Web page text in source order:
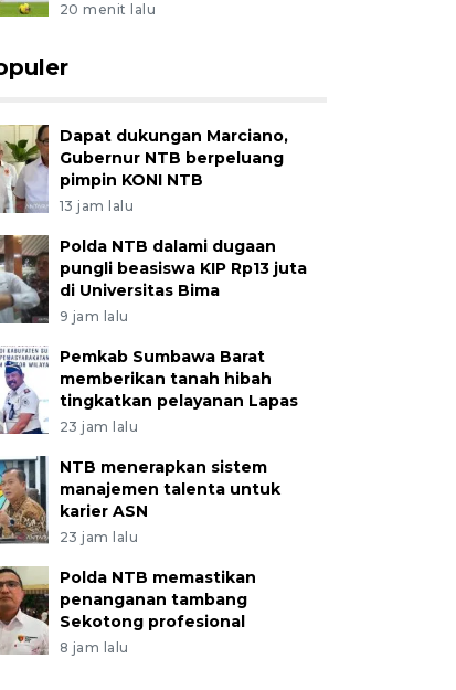
20 menit lalu
Dapat dukungan Marciano,
Gubernur NTB berpeluang
pimpin KONI NTB
13 jam lalu
Polda NTB dalami dugaan
pungli beasiswa KIP Rp13 juta
di Universitas Bima
9 jam lalu
Pemkab Sumbawa Barat
memberikan tanah hibah
tingkatkan pelayanan Lapas
23 jam lalu
NTB menerapkan sistem
manajemen talenta untuk
karier ASN
23 jam lalu
Polda NTB memastikan
penanganan tambang
Sekotong profesional
8 jam lalu